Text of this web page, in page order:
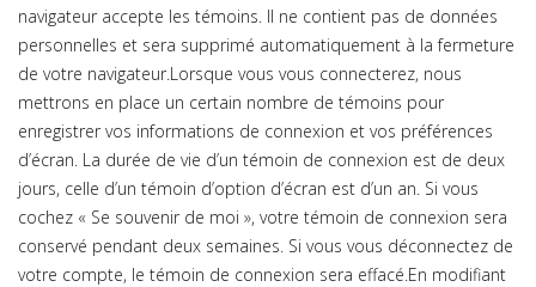
navigateur accepte les témoins. Il ne contient pas de données
personnelles et sera supprimé automatiquement à la fermeture
de votre navigateur.Lorsque vous vous connecterez, nous
mettrons en place un certain nombre de témoins pour
enregistrer vos informations de connexion et vos préférences
d’écran. La durée de vie d’un témoin de connexion est de deux
jours, celle d’un témoin d’option d’écran est d’un an. Si vous
cochez « Se souvenir de moi », votre témoin de connexion sera
conservé pendant deux semaines. Si vous vous déconnectez de
votre compte, le témoin de connexion sera effacé.En modifiant